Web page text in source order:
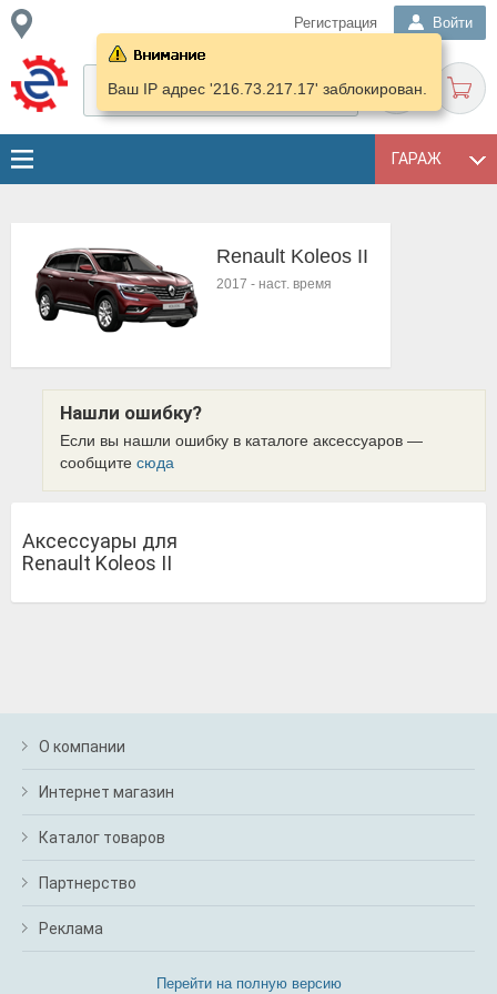
Регистрация Войти
ГАРАЖ
Ваш IP адрес '216.73.217.17' заблокирован.
Renault Koleos II
2017 - наст. время
Нашли ошибку?
Если вы нашли ошибку в каталоге аксессуаров —
сообщите сюда
Аксессуары для
Renault Koleos II
О компании
Интернет магазин
Каталог товаров
Партнерство
Реклама
Перейти на полную версию